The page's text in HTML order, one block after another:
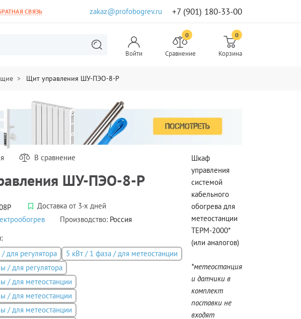
СВЯЗЬ zakaz@profobogrev.ru +7 (901) 180-33-00
Войти
0
Сравнение
0
Корзина
Щит управления ШУ-ПЭО-8-Р
В сравнение
ШУ-ПЭО-8-Р
Доставка от 3-х дней
Производство: Россия
для регулятора
5 кВт / 1 фаза / для метеостанции
/ для регулятора
/ для метеостанции
/ для метеостанции
/ для метеостанции
Шкаф
управления
системой
кабельного
обогрева для
метеостанции
ТЕРМ-2000*
(или аналогов)
*метеостанция
и датчики в
комплект
поставки не
входят